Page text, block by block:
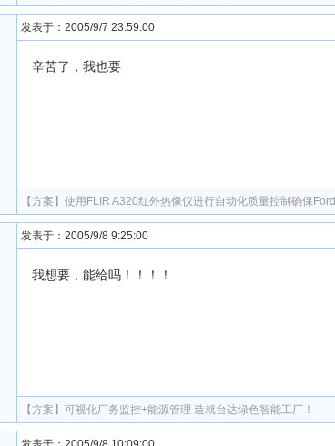
发表于：2005/9/7 23:59:00
辛苦了，我也要
【方案】 使用FLIR A320红外热像仪进行自动化质量控制确保
发表于：2005/9/8 9:25:00
我想要，能给吗！！！！
【方案】 可视化厂务监控+能源管理 造就台达绿色智能工厂！